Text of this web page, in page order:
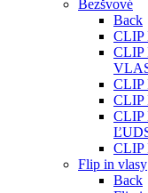
Bezšvové
Back
CLIP
CLIP
CLIP
CLIP
CLIP
CLIP
Flip in vlasy
Back